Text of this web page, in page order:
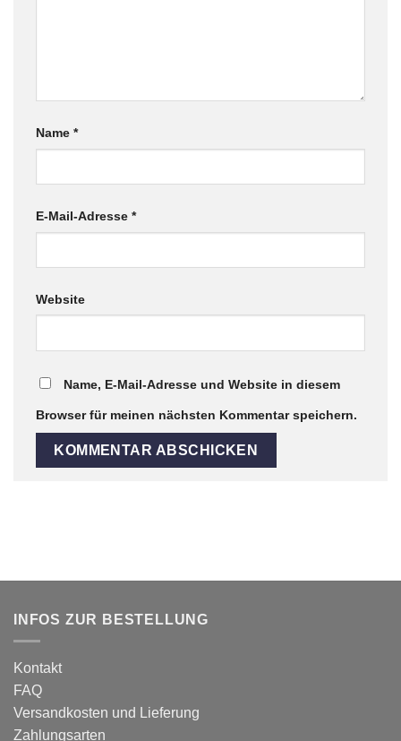
Name *
E-Mail-Adresse *
Website
Name, E-Mail-Adresse und Website in diesem
Browser für meinen nächsten Kommentar speichern.
INFOS ZUR BESTELLUNG
Kontakt
FAQ
Versandkosten und Lieferung
Zahlungsarten